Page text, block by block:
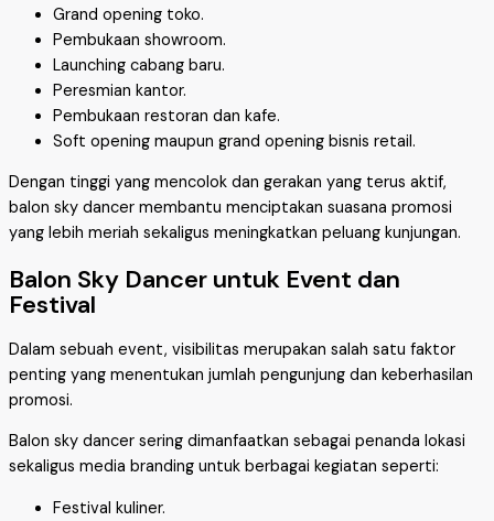
Grand opening toko.
Pembukaan showroom.
Launching cabang baru.
Peresmian kantor.
Pembukaan restoran dan kafe.
Soft opening maupun grand opening bisnis retail.
Dengan tinggi yang mencolok dan gerakan yang terus aktif,
balon sky dancer membantu menciptakan suasana promosi
yang lebih meriah sekaligus meningkatkan peluang kunjungan.
Balon Sky Dancer untuk Event dan
Festival
Dalam sebuah event, visibilitas merupakan salah satu faktor
penting yang menentukan jumlah pengunjung dan keberhasilan
promosi.
Balon sky dancer sering dimanfaatkan sebagai penanda lokasi
sekaligus media branding untuk berbagai kegiatan seperti:
Festival kuliner.